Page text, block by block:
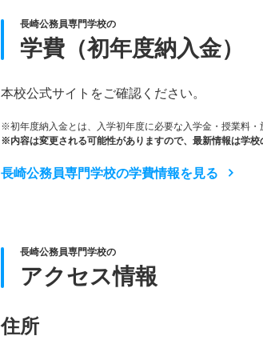
長崎公務員専門学校の
学費（初年度納入金）
本校公式サイトをご確認ください。
※初年度納入金とは、入学初年度に必要な入学金・授業料・
※内容は変更される可能性がありますので、最新情報は学校
長崎公務員専門学校の学費情報を見る
長崎公務員専門学校の
アクセス情報
住所